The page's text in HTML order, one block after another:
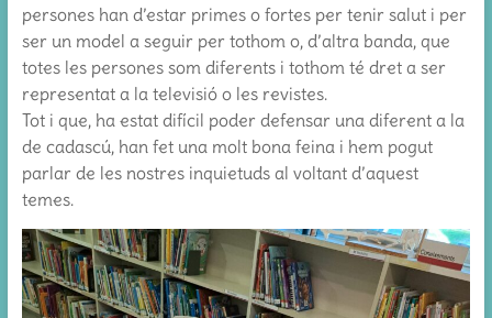
persones han d’estar primes o fortes per tenir salut i per
ser un model a seguir per tothom o, d’altra banda, que
totes les persones som diferents i tothom té dret a ser
representat a la televisió o les revistes.
Tot i que, ha estat difícil poder defensar una diferent a la
de cadascú, han fet una molt bona feina i hem pogut
parlar de les nostres inquietuds al voltant d’aquest
temes.